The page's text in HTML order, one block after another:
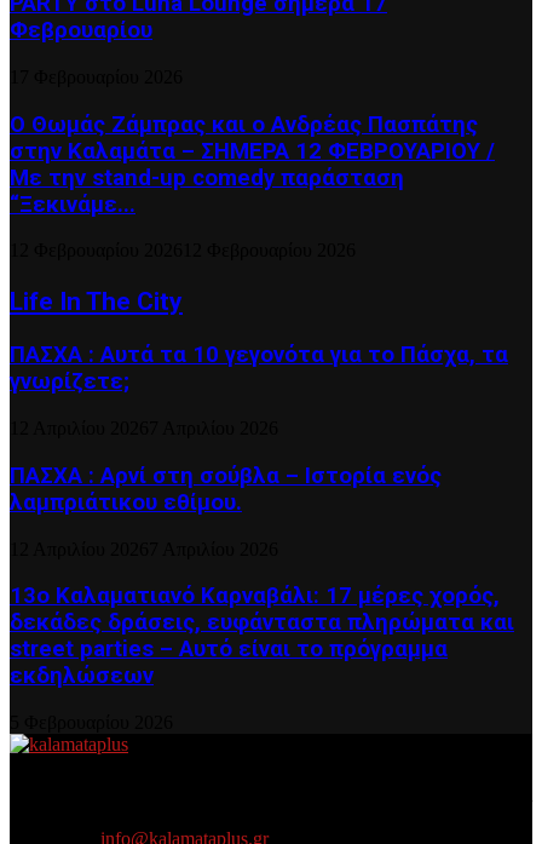
Φεβρουαρίου
Ο Θωμάς Ζάμπρας και ο Ανδρέας Πασπάτης
στην Καλαμάτα – ΣΗΜΕΡΑ 12 ΦΕΒΡΟΥΑΡΙΟΥ /
Με την stand-up comedy παράσταση
“Ξεκινάμε...
Life In The City
ΠΑΣΧΑ : Αυτά τα 10 γεγονότα για το Πάσχα, τα
γνωρίζετε;
ΠΑΣΧΑ : Αρνί στη σούβλα – Ιστορία ενός
λαμπριάτικου εθίμου.
13ο Καλαματιανό Καρναβάλι: 17 μέρες χορός,
δεκάδες δράσεις, ευφάνταστα πληρώματα και
street parties – Αυτό είναι το πρόγραμμα
εκδηλώσεων
info@kalamataplus.gr